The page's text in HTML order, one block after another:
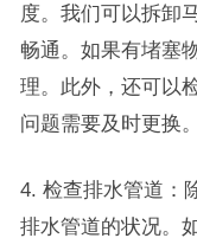
度。我们可以拆卸
畅通。如果有堵塞
理。此外，还可以
问题需要及时更换。
4. 检查排水管道：
排水管道的状况。